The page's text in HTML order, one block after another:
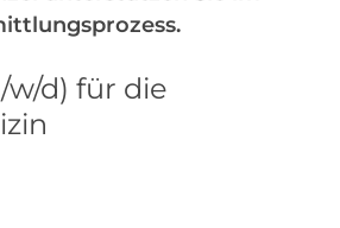
w/d) für die